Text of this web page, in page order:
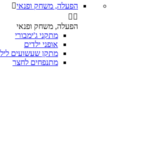
הפעלה, משחק ופנאי
 
הפעלה, משחק ופנאי
מתקני ג'ימבורי
אופני ילדים
מתקן שעשועים
מתנפחים לחצר